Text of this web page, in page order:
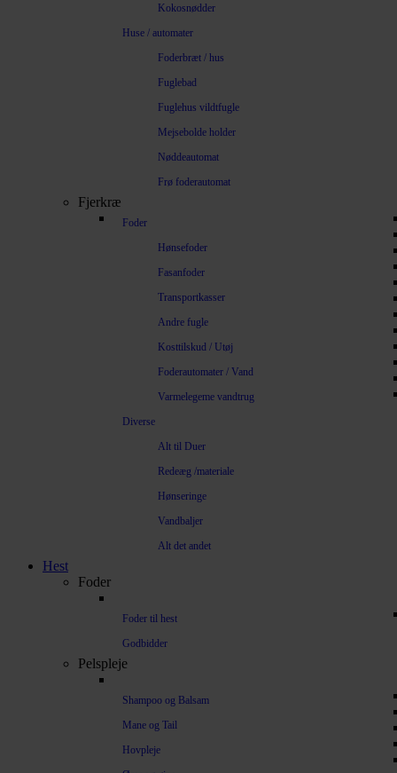
Kokosnødder
Huse / automater
Foderbræt / hus
Fuglebad
Fuglehus vildtfugle
Mejsebolde holder
Nøddeautomat
Frø foderautomat
Fjerkræ
Foder
Hønsefoder
Fasanfoder
Transportkasser
Andre fugle
Kosttilskud / Utøj
Foderautomater / Vand
Varmelegeme vandtrug
Diverse
Alt til Duer
Redeæg /materiale
Hønseringe
Vandbaljer
Alt det andet
Hest
Foder
Foder til hest
Godbidder
Pelspleje
Shampoo og Balsam
Mane og Tail
Hovpleje